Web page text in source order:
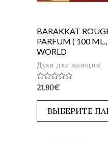
BARAKKAT
PARFUM ( 100
WORLD
Духи для женщин
Оценка
из
21.90€
ВЫБЕРИТЕ